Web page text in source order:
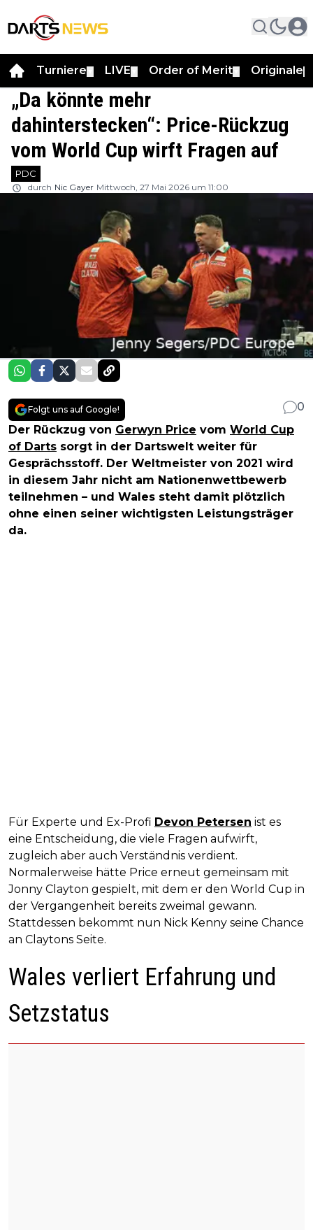
Turniere LIVE Order of Merit Originale
„Da könnte mehr
dahinterstecken“: Price-Rückzug
vom World Cup wirft Fragen auf
PDC
durch Nic Gayer Mittwoch, 27 Mai 2026 um 11:00
Folgt uns auf Google!
0
Der Rückzug von Gerwyn Price vom World Cup
of Darts sorgt in der Dartswelt weiter für
Gesprächsstoff. Der Weltmeister von 2021 wird
in diesem Jahr nicht am Nationenwettbewerb
teilnehmen – und Wales steht damit plötzlich
ohne einen seiner wichtigsten Leistungsträger
da.
Für Experte und Ex-Profi Devon Petersen ist es
eine Entscheidung, die viele Fragen aufwirft,
zugleich aber auch Verständnis verdient.
Normalerweise hätte Price erneut gemeinsam mit
Jonny Clayton gespielt, mit dem er den World Cup in
der Vergangenheit bereits zweimal gewann.
Stattdessen bekommt nun Nick Kenny seine Chance
an Claytons Seite.
Wales verliert Erfahrung und
Setzstatus